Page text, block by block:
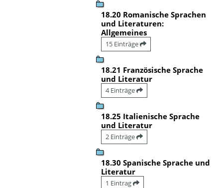
18.20 Romanische Sprachen
und Literaturen:
Allgemeines
15 Einträge
18.21 Französische Sprache
und Literatur
4 Einträge
18.25 Italienische Sprache
und Literatur
2 Einträge
18.30 Spanische Sprache und
Literatur
1 Eintrag